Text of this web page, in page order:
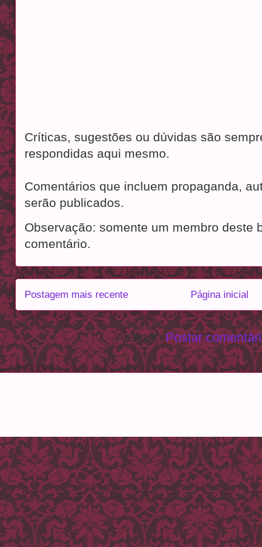
Críticas, sugestões ou dúvidas são
respondidas aqui mesmo.
Comentários que incluem propaganda,
serão publicados.
Observação: somente um membro deste
comentário.
Postagem mais recente Página inicial
Assinar:Postar